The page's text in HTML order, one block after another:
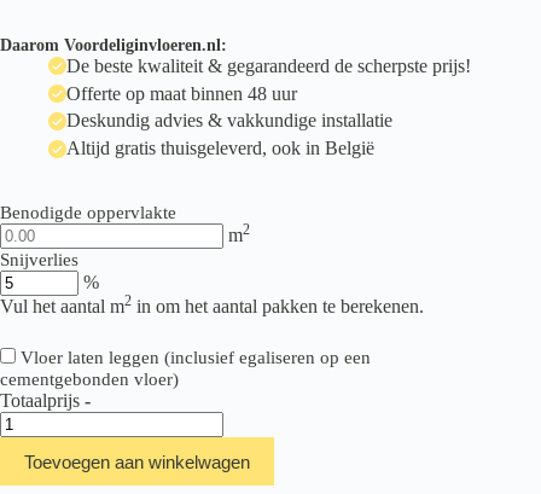
Daarom Voordeliginvloeren.nl:
De beste kwaliteit & gegarandeerd de scherpste prijs!
Offerte op maat binnen 48 uur
Deskundig advies & vakkundige installatie
Altijd gratis thuisgeleverd, ook in België
Benodigde oppervlakte
m2
Snijverlies
%
Vul het aantal m2 in om het aantal pakken te berekenen.
Vloer laten leggen (inclusief egaliseren op een
cementgebonden vloer)
Totaalprijs -
Therdex
Rustique
Serie
15051
Toevoegen aan winkelwagen